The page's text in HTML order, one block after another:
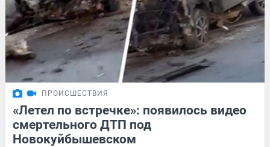
ПРОИСШЕСТВИЯ
«Летел по встречке»: появилось видео
смертельного ДТП под
Новокуйбышевском